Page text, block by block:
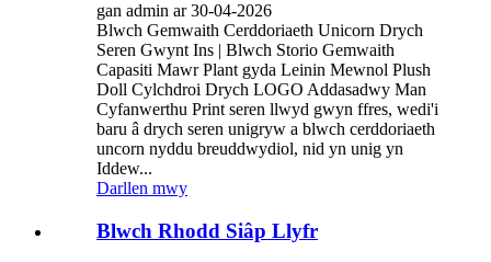
gan admin ar 30-04-2026
Blwch Gemwaith Cerddoriaeth Unicorn Drych
Seren Gwynt Ins | Blwch Storio Gemwaith
Capasiti Mawr Plant gyda Leinin Mewnol Plush
Doll Cylchdroi Drych LOGO Addasadwy Man
Cyfanwerthu Print seren llwyd gwyn ffres, wedi'i
baru â drych seren unigryw a blwch cerddoriaeth
uncorn nyddu breuddwydiol, nid yn unig yn
Iddew...
Darllen mwy
Blwch Rhodd Siâp Llyfr